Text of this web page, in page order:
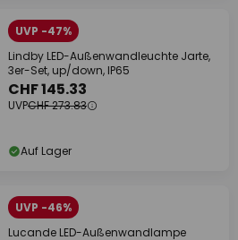
UVP -47%
Lindby LED-Außenwandleuchte Jarte,
3er-Set, up/down, IP65
CHF 145.33
UVPCHF 273.83
Auf Lager
UVP -46%
Lucande LED-Außenwandlampe